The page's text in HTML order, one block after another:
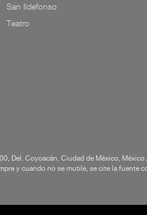
San Ildefonso
Teatro
Del. Coyoacán, Ciudad de México,
y cuando no se mutile, se cite la fuente